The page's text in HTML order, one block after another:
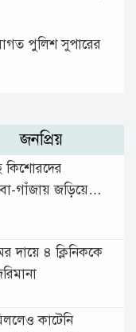
পুলিশ সুপারের
জনপ্রিয়
কিশোরদের
গাঁজায় জড়িয়ে
দায়ে ৪ ক্লিনিককে
কাটেনি